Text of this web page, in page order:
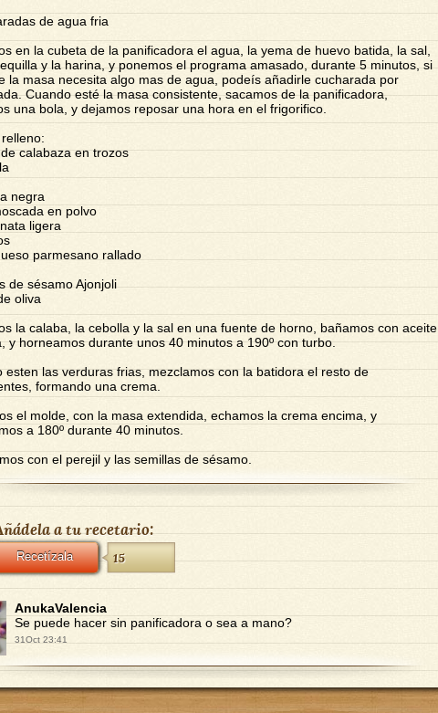
de agua fria
en la cubeta de la panificadora el agua, la yema de huevo batida, la sal,
y la harina, y ponemos el programa amasado, durante 5 minutos, si
la masa necesita algo mas de agua, podeís añadirle cucharada por
Cuando esté la masa consistente, sacamos de la panificadora,
una bola, y dejamos reposar una hora en el frigorifico.
calabaza en trozos
negra
en polvo
ligera
parmesano rallado
de sésamo Ajonjoli
oliva
la calaba, la cebolla y la sal en una fuente de horno, bañamos con aceite
y horneamos durante unos 40 minutos a 190º con turbo.
esten las verduras frias, mezclamos con la batidora el resto de
formando una crema.
el molde, con la masa extendida, echamos la crema encima, y
a 180º durante 40 minutos.
con el perejil y las semillas de sésamo.
a tu recetario:
Recetízala 15
AnukaValencia
Se puede hacer sin panificadora o sea a mano?
31Oct 23:41